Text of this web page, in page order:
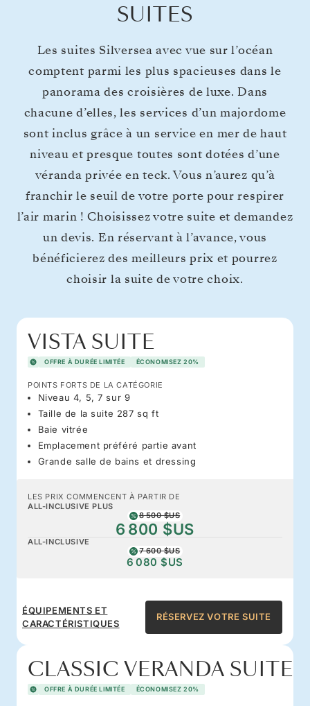
SUITES
Les suites Silversea avec vue sur l’océan
comptent parmi les plus spacieuses dans le
panorama des croisières de luxe. Dans
chacune d’elles, les services d’un majordome
sont inclus grâce à un service en mer de haut
niveau et presque toutes sont dotées d’une
véranda privée en teck. Vous n’aurez qu’à
franchir le seuil de votre porte pour respirer
l’air marin ! Choisissez votre suite et demandez
un devis. En réservant à l’avance, vous
bénéficierez des meilleurs prix et pourrez
choisir la suite de votre choix.
VISTA SUITE
OFFRE À DURÉE LIMITÉE ÉCONOMISEZ 20%
POINTS FORTS DE LA CATÉGORIE
Niveau 4, 5, 7 sur 9
Taille de la suite 287 sq ft
Baie vitrée
Emplacement préféré partie avant
Grande salle de bains et dressing
LES PRIX COMMENCENT À PARTIR DE
ALL-INCLUSIVE PLUS
8 500 $US
6 800 $US
ALL-INCLUSIVE
7 600 $US
6 080 $US
ÉQUIPEMENTS ET
CARACTÉRISTIQUES
RÉSERVEZ VOTRE SUITE
CLASSIC VERANDA SUITE
OFFRE À DURÉE LIMITÉE ÉCONOMISEZ 20%